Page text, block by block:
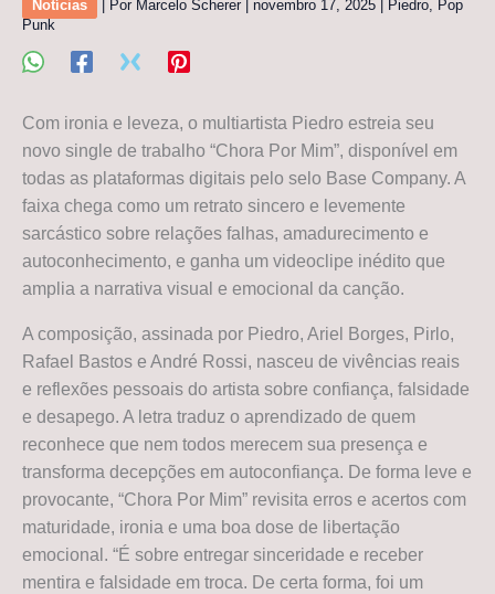
Notícias | Por Marcelo Scherer novembro 17, 2025 Piedro, Pop
Punk
Com ironia e leveza, o multiartista Piedro estreia seu
novo single de trabalho “Chora Por Mim”, disponível em
todas as plataformas digitais pelo selo Base Company. A
faixa chega como um retrato sincero e levemente
sarcástico sobre relações falhas, amadurecimento e
autoconhecimento, e ganha um videoclipe inédito que
amplia a narrativa visual e emocional da canção.
A composição, assinada por Piedro, Ariel Borges, Pirlo,
Rafael Bastos e André Rossi, nasceu de vivências reais
e reflexões pessoais do artista sobre confiança, falsidade
e desapego. A letra traduz o aprendizado de quem
reconhece que nem todos merecem sua presença e
transforma decepções em autoconfiança. De forma leve e
provocante, “Chora Por Mim” revisita erros e acertos com
maturidade, ironia e uma boa dose de libertação
emocional. “É sobre entregar sinceridade e receber
mentira e falsidade em troca. De certa forma, foi um